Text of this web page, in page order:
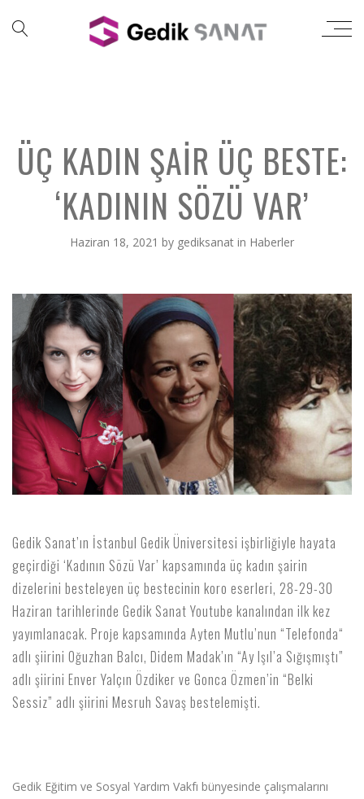
ÜÇ KADIN ŞAIR ÜÇ BESTE:
‘KADININ SÖZÜ VAR’
Haziran 18, 2021 by gediksanat in Haberler
Gedik Sanat’ın İstanbul Gedik Üniversitesi işbirliğiyle hayata
geçirdiği ‘Kadının Sözü Var’ kapsamında üç kadın şairin
dizelerini besteleyen üç bestecinin koro eserleri, 28-29-30
Haziran tarihlerinde Gedik Sanat Youtube kanalından ilk kez
yayımlanacak. Proje kapsamında Ayten Mutlu’nun “Telefonda“
adlı şiirini Oğuzhan Balcı, Didem Madak’ın “Ay Işıl’a Sığışmıştı”
adlı şiirini Enver Yalçın Özdiker ve Gonca Özmen’in “Belki
Sessiz” adlı şiirini Mesruh Savaş bestelemişti.
Gedik Eğitim ve Sosyal Yardım Vakfı bünyesinde çalışmalarını